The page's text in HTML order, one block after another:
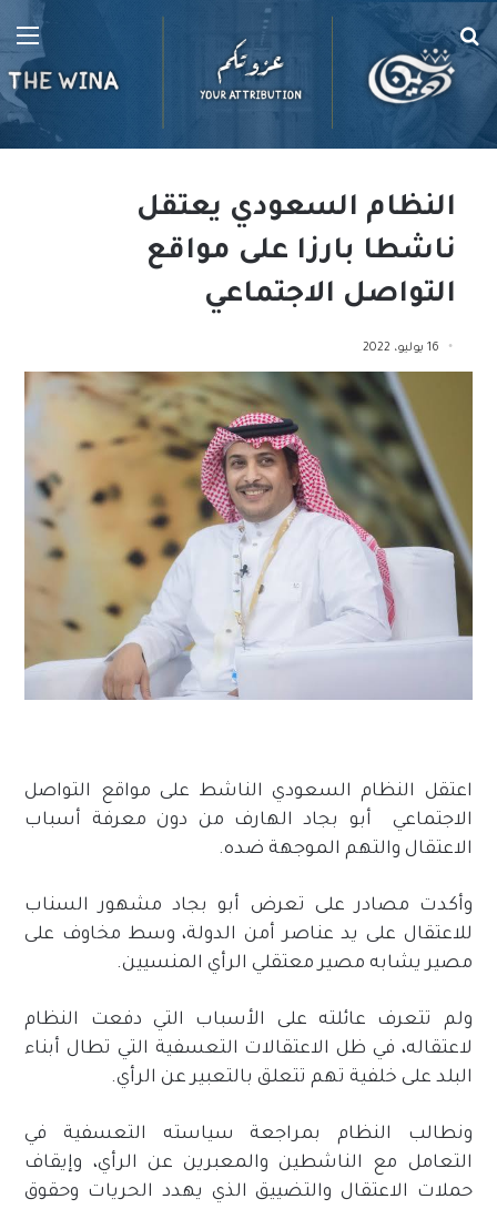
بحث
عن
النظام السعودي يعتقل
ناشطا بارزا على مواقع
التواصل الاجتماعي
16 يوليو، 2022
اعتقل النظام السعودي الناشط على مواقع التواصل
الاجتماعي أبو بجاد الهارف من دون معرفة أسباب
الاعتقال والتهم الموجهة ضده.
وأكدت مصادر على تعرض أبو بجاد مشهور السناب
للاعتقال على يد عناصر أمن الدولة، وسط مخاوف على
مصير يشابه مصير معتقلي الرأي المنسيين.
ولم تتعرف عائلته على الأسباب التي دفعت النظام
لاعتقاله، في ظل الاعتقالات التعسفية التي تطال أبناء
البلد على خلفية تهم تتعلق بالتعبير عن الرأي.
ونطالب النظام بمراجعة سياسته التعسفية في
التعامل مع الناشطين والمعبرين عن الرأي، وإيقاف
حملات الاعتقال والتضييق الذي يهدد الحريات وحقوق